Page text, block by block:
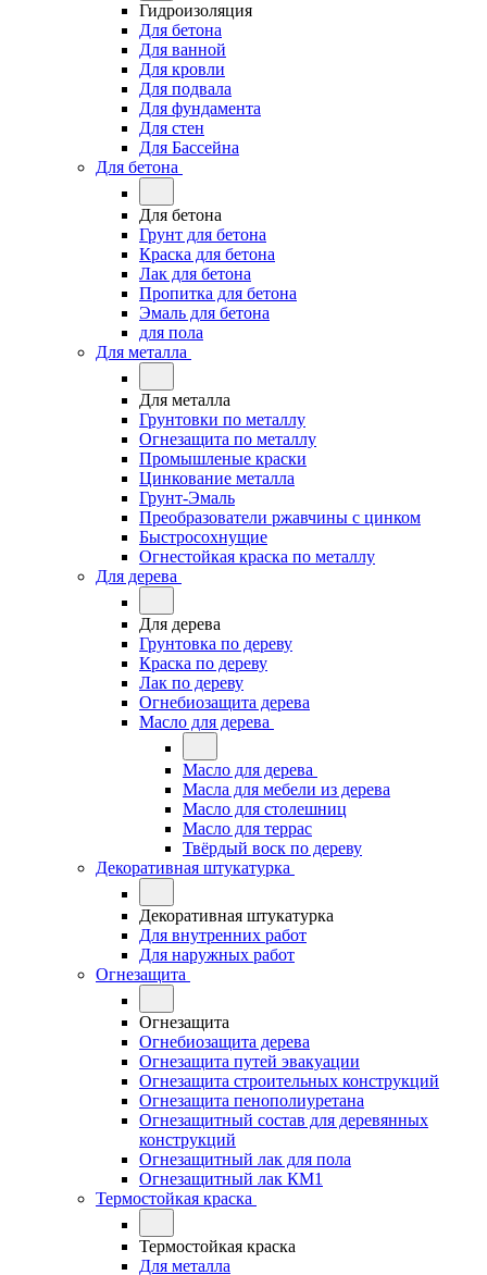
Гидроизоляция
Для бетона
Для ванной
Для кровли
Для подвала
Для фундамента
Для стен
Для Бассейна
Для бетона
Для бетона
Грунт для бетона
Краска для бетона
Лак для бетона
Пропитка для бетона
Эмаль для бетона
для пола
Для металла
Для металла
Грунтовки по металлу
Огнезащита по металлу
Промышленые краски
Цинкование металла
Грунт-Эмаль
Преобразователи ржавчины с цинком
Быстросохнущие
Огнестойкая краска по металлу
Для дерева
Для дерева
Грунтовка по дереву
Краска по дереву
Лак по дереву
Огнебиозащита дерева
Масло для дерева
Масло для дерева
Масла для мебели из дерева
Масло для столешниц
Масло для террас
Твёрдый воск по дереву
Декоративная штукатурка
Декоративная штукатурка
Для внутренних работ
Для наружных работ
Огнезащита
Огнезащита
Огнебиозащита дерева
Огнезащита путей эвакуации
Огнезащита строительных конструкций
Огнезащита пенополиуретана
Огнезащитный состав для деревянных
конструкций
Огнезащитный лак для пола
Огнезащитный лак КМ1
Термостойкая краска
Термостойкая краска
Для металла